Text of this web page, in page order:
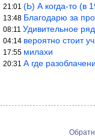
21:01 (Ь) А когда-то (в
13:48 Благодарю за
08:11 Удивительное
04:14 вероятно стоит
17:55 милахи
20:31 А где